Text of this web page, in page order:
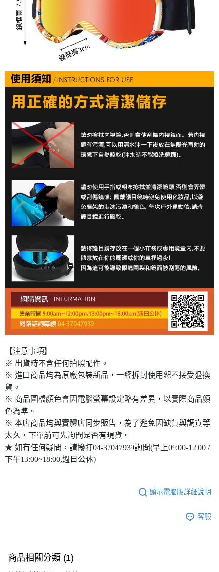
【注意事項】
※ 出貨時不含任何拍照配件。
※ 進口商品均為原廠包裝新品，一經拆封使用恕不接受退換
貨。
※ 商品圖檔顏色會因電腦螢幕設定略有差異，以實際商品顏
色為準。
※ 本店商品均與實體店同步販售，為了避免因缺貨與調貨等
太久，下單前可先詢問是否有現貨。
★ 如有任何疑問，請撥打04-37047939詢問(早上09:00-12:00 /
下午13:00~18:00,週日公休)
顯示電腦版詳細說明
客服
商品相關分類 (1)